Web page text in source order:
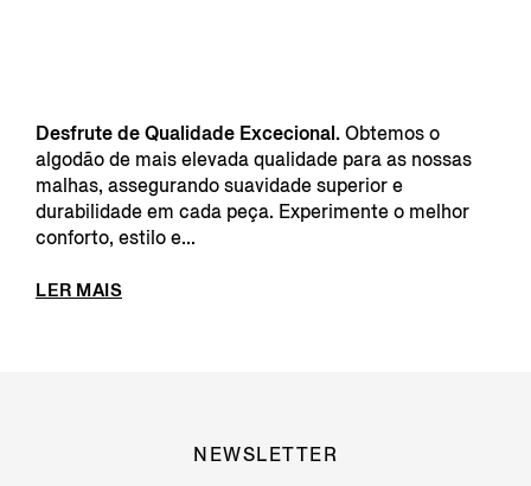
Desfrute de Qualidade Excecional.Obtemos o
algodão de mais elevada qualidade para as nossas
malhas, assegurando suavidade superior e
durabilidade em cada peça. Experimente o melhor
conforto, estilo e...
LER MAIS
NEWSLETTER